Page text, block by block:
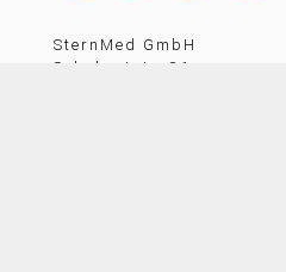
SternMed GmbH
Schubertstr. 31